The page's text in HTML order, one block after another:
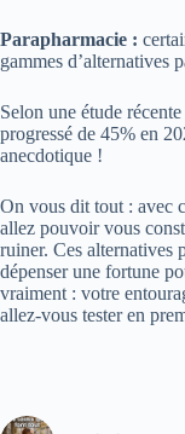
Parapharmacie :
gammes d’alternatives
Selon une étude récente
progressé de 45% en
anecdotique !
On vous dit tout : avec
allez pouvoir vous
ruiner. Ces alternatives
dépenser une fortune
vraiment : votre
allez-vous tester en